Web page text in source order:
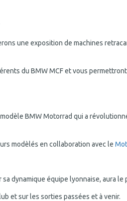
une exposition de machines
du BMW MCF et vous
BMW Motorrad qui a
modèlés en collaboration avec le
dynamique équipe lyonnaise, aura
et sur les sorties passées et à venir.